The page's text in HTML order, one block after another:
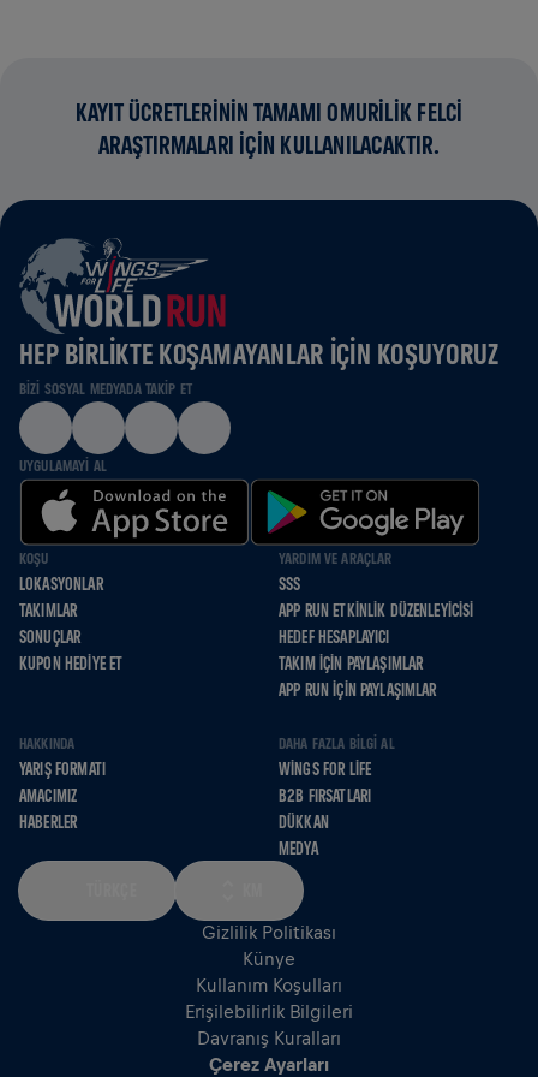
KAYIT ÜCRETLERİNİN TAMAMI OMURİLİK FELCİ
ARAŞTIRMALARI İÇİN KULLANILACAKTIR.
HEP BIRLIKTE KOŞAMAYANLAR IÇIN KOŞUYORUZ
BIZI SOSYAL MEDYADA TAKIP ET
UYGULAMAYI AL
KOŞU
LOKASYONLAR
TAKIMLAR
SONUÇLAR
KUPON HEDIYE ET
YARDIM VE ARAÇLAR
SSS
APP RUN ETKINLIK DÜZENLEYICISI
HEDEF HESAPLAYICI
TAKIM İÇIN PAYLAŞIMLAR
APP RUN İÇIN PAYLAŞIMLAR
HAKKINDA
YARIŞ FORMATI
AMACIMIZ
HABERLER
DAHA FAZLA BILGI AL
WINGS FOR LIFE
B2B FIRSATLARI
DÜKKAN
MEDYA
Gizlilik Politikası
Künye
Kullanım Koşulları
Erişilebilirlik Bilgileri
Davranış Kuralları
Çerez Ayarları